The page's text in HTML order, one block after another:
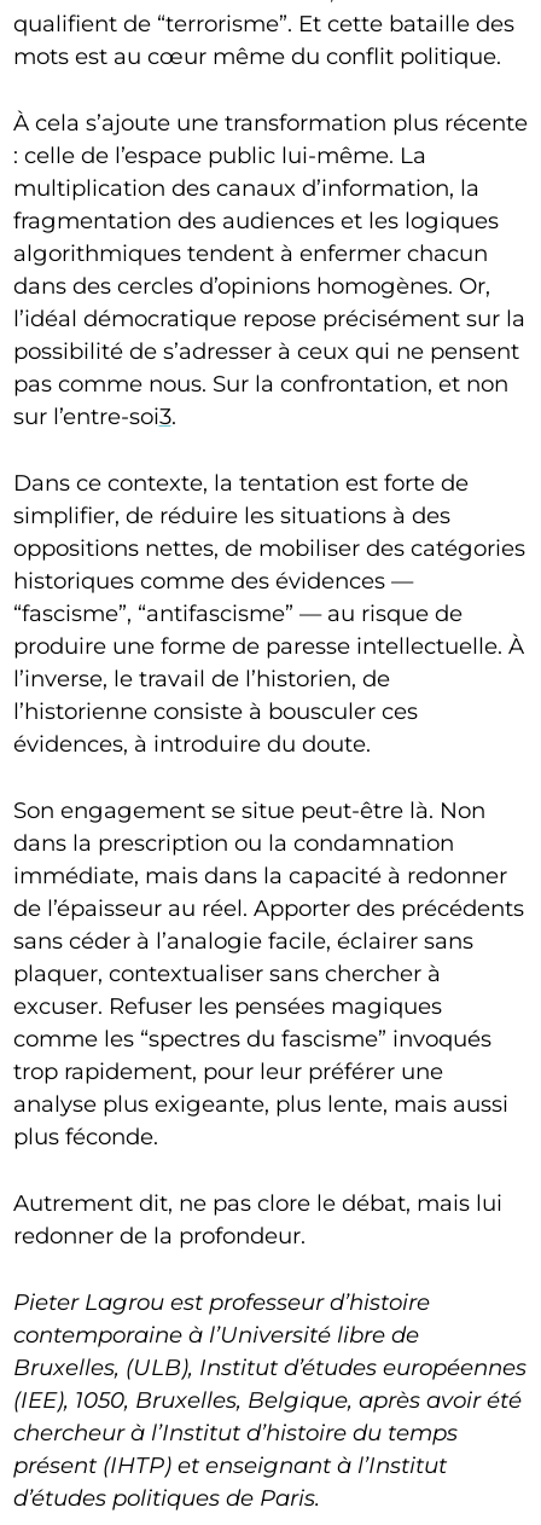
qualifient de “terrorisme”. Et cette bataille des
mots est au cœur même du conflit politique.
À cela s’ajoute une transformation plus récente
: celle de l’espace public lui-même. La
multiplication des canaux d’information, la
fragmentation des audiences et les logiques
algorithmiques tendent à enfermer chacun
dans des cercles d’opinions homogènes. Or,
l’idéal démocratique repose précisément sur la
possibilité de s’adresser à ceux qui ne pensent
pas comme nous. Sur la confrontation, et non
sur l’entre-soi3.
Dans ce contexte, la tentation est forte de
simplifier, de réduire les situations à des
oppositions nettes, de mobiliser des catégories
historiques comme des évidences —
“fascisme”, “antifascisme” — au risque de
produire une forme de paresse intellectuelle. À
l’inverse, le travail de l’historien, de
l’historienne consiste à bousculer ces
évidences, à introduire du doute.
Son engagement se situe peut-être là. Non
dans la prescription ou la condamnation
immédiate, mais dans la capacité à redonner
de l’épaisseur au réel. Apporter des précédents
sans céder à l’analogie facile, éclairer sans
plaquer, contextualiser sans chercher à
excuser. Refuser les pensées magiques
comme les “spectres du fascisme” invoqués
trop rapidement, pour leur préférer une
analyse plus exigeante, plus lente, mais aussi
plus féconde.
Autrement dit, ne pas clore le débat, mais lui
redonner de la profondeur.
Pieter Lagrou est professeur d’histoire
contemporaine à l’Université libre de
Bruxelles, (ULB), Institut d’études européennes
(IEE), 1050, Bruxelles, Belgique, après avoir été
chercheur à l’Institut d’histoire du temps
présent (IHTP) et enseignant à l’Institut
d’études politiques de Paris.